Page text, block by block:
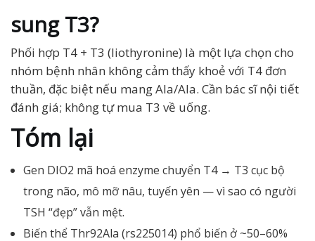
sung T3?
Phối hợp T4 + T3 (liothyronine) là một lựa chọn cho
nhóm bệnh nhân không cảm thấy khoẻ với T4 đơn
thuần, đặc biệt nếu mang Ala/Ala. Cần bác sĩ nội tiết
đánh giá; không tự mua T3 về uống.
Tóm lại
Gen DIO2 mã hoá enzyme chuyển T4 → T3 cục bộ
trong não, mô mỡ nâu, tuyến yên — vì sao có người
TSH “đẹp” vẫn mệt.
Biến thể Thr92Ala (rs225014) phổ biến ở ~50–60%